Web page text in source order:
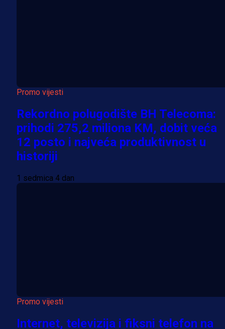
Promo vijesti
Rekordno polugodište BH Telecoma:
prihodi 275,2 miliona KM, dobit veća
12 posto i najveća produktivnost u
historiji
1 sedmica 4 dan
Promo vijesti
Internet, televizija i fiksni telefon na